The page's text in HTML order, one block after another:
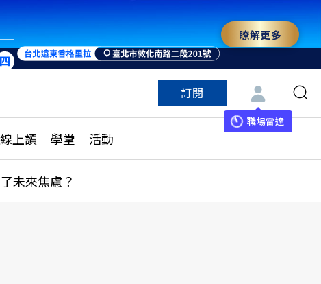
來 與世界領袖同行
瞭解更多
訂閱
職場雷達
上讀 學堂 活動
更多訂閱方案
特色頻道
未來焦慮？